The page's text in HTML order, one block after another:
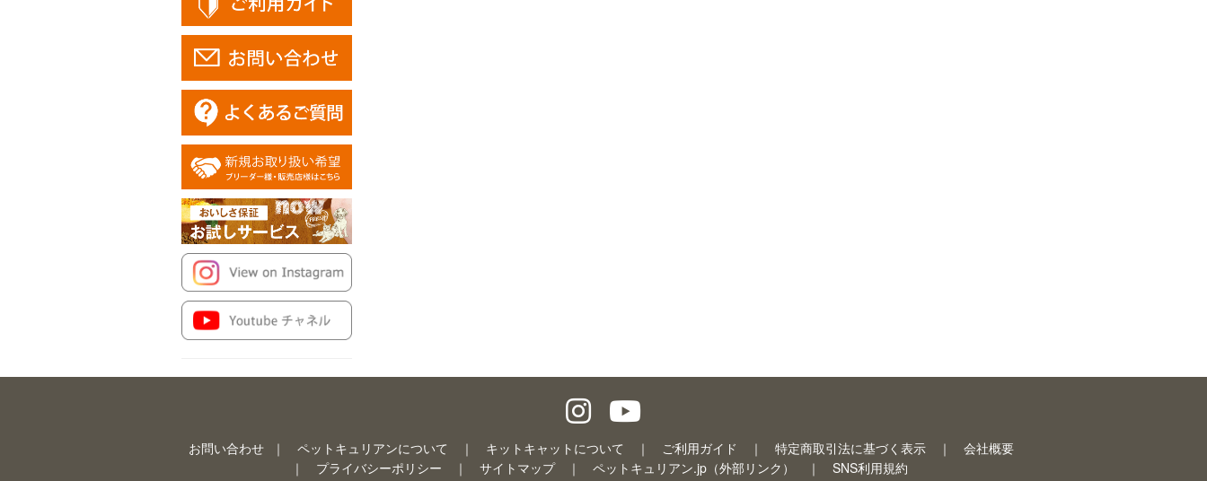
お問い合わせ ペットキュリアンについて キットキャットについて ご利用ガイド 特定商取引法に基づく表示
会社概要
プライバシーポリシー
サイトマップ ペットキュリアン.jp（外部リンク） SNS利用規約